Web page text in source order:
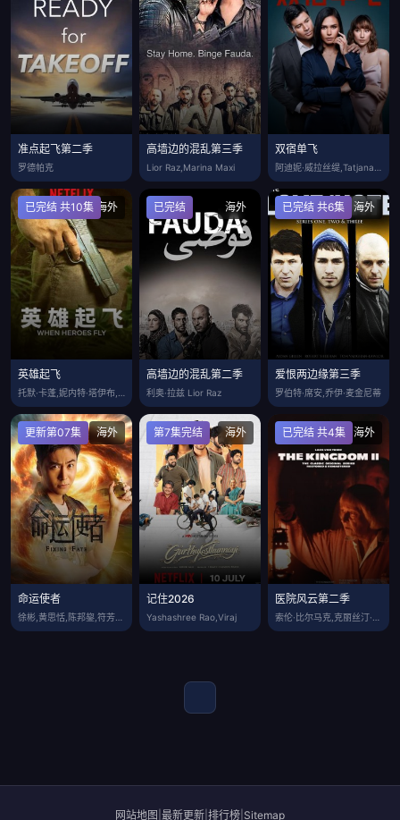
准点起飞第二季
罗德帕克
高墙边的混乱第三季
Lior Raz,Marina Maxi
双宿单飞
海外
已完结 共10集
英雄起飞
海外
已完结
高墙边的混乱第二季
利奥·拉兹 Lior Raz
海外
已完结 共6集
爱恨两边缘第三季
罗伯特·席安,乔伊·麦金尼蒂
海外
更新第07集
命运使者
海外
第7集完结
记住2026
Yashashree Rao,Viraj
海外
已完结 共4集
医院风云第二季
网站地图 最新更新 排行榜 Sitemap